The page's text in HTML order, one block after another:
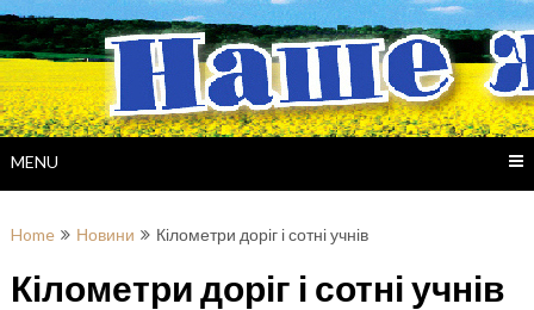
Skip
to
content
MENU
Home Новини Кілометри доріг і сотні учнів
Кілометри доріг і сотні учнів